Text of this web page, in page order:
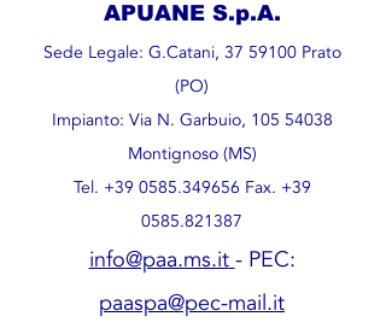
APUANE S.p.A.
Sede Legale: G.Catani, 37 59100Prato
(PO)
Impianto: Via N. Garbuio, 105 54038
Montignoso (MS)
Tel. +39 0585.349656 Fax. +39
0585.821387
info@paa.ms.it - PEC:
paaspa@pec-mail.it